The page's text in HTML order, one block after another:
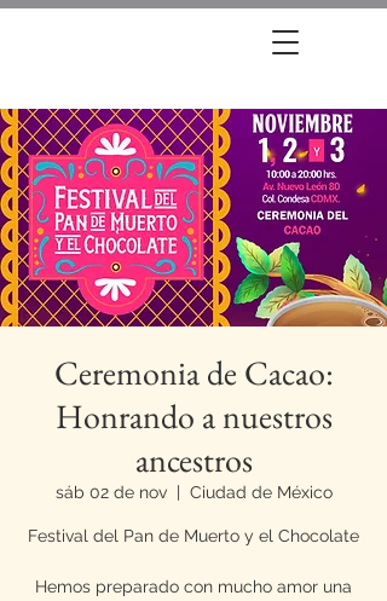
Ceremonia de Cacao:
Honrando a nuestros
ancestros
sáb 02 de nov
  |
Ciudad de México
Festival del Pan de Muerto y el Chocolate
Hemos preparado con mucho amor una